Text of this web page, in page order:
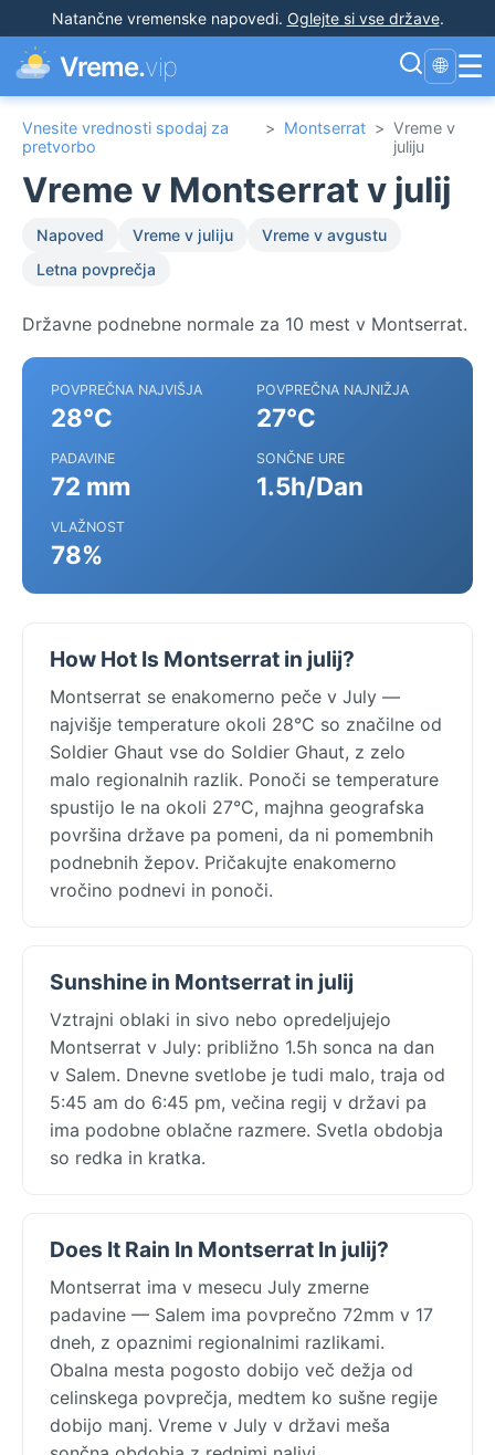
Natančne vremenske napovedi. Oglejte si vse države.
Vreme.vip 🌐 ☰
Vnesite vrednosti spodaj za
pretvorbo
> Montserrat > Vreme v
juliju
Vreme v Montserrat v julij
Napoved Vreme v juliju
Vreme v avgustu
Letna povprečja
Državne podnebne normale za 10 mest v Montserrat.
POVPREČNA NAJVIŠJA
28°C
POVPREČNA NAJNIŽJA
27°C
PADAVINE
72 mm
SONČNE URE
1.5h/Dan
VLAŽNOST
78%
How Hot Is Montserrat in julij?
Montserrat se enakomerno peče v July —
najvišje temperature okoli 28°C so značilne od
Soldier Ghaut vse do Soldier Ghaut, z zelo
malo regionalnih razlik. Ponoči se temperature
spustijo le na okoli 27°C, majhna geografska
površina države pa pomeni, da ni pomembnih
podnebnih žepov. Pričakujte enakomerno
vročino podnevi in ponoči.
Sunshine in Montserrat in julij
Vztrajni oblaki in sivo nebo opredeljujejo
Montserrat v July: približno 1.5h sonca na dan
v Salem. Dnevne svetlobe je tudi malo, traja od
5:45 am do 6:45 pm, večina regij v državi pa
ima podobne oblačne razmere. Svetla obdobja
so redka in kratka.
Does It Rain In Montserrat In julij?
Montserrat ima v mesecu July zmerne
padavine — Salem ima povprečno 72mm v 17
dneh, z opaznimi regionalnimi razlikami.
Obalna mesta pogosto dobijo več dežja od
celinskega povprečja, medtem ko sušne regije
dobijo manj. Vreme v July v državi meša